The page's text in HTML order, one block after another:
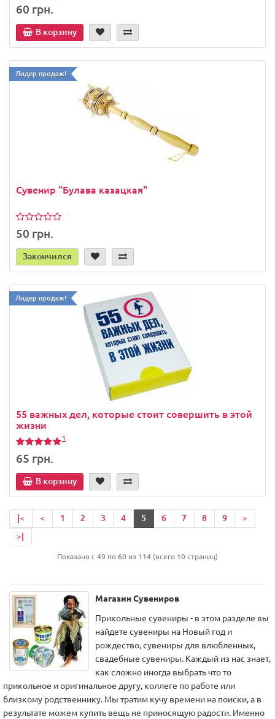
60 грн.
В корзину
Лидер продаж!
Сувенир "Булава казацкая"
50 грн.
Закончился
Лидер продаж!
55 важных дел, которые стоит совершить в этой
жизни
1
65 грн.
В корзину
|< < 1 2 3 4 5 6 7 8 9
>
>|
Показано с 49 по 60 из 114 (всего 10 страниц)
Магазин Сувениров
Прикольные сувениры - в этом разделе вы
найдете сувениры на Новый год и
рождество, сувениры для влюбленных,
свадебные сувениры. Каждый из нас знает,
как сложно иногда выбрать что то
прикольное и оригинальное другу, коллеге по работе или
близкому родственнику. Мы тратим кучу времени на поиски, а в
результате можем купить вещь не приносящую радости. Именно